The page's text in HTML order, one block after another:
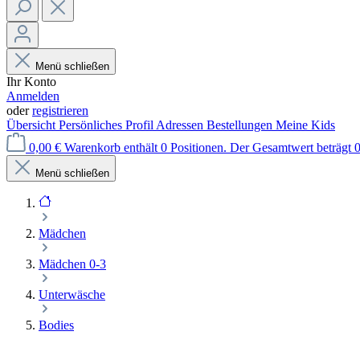
Menü schließen
Ihr Konto
Anmelden
oderregistrieren
Übersicht Persönliches Profil Adressen Bestellungen Meine Kids
0,00 € Warenkorb enthält 0 Positionen. Der Gesamtwert beträgt
Menü schließen
Mädchen
Mädchen 0-3
Unterwäsche
Bodies